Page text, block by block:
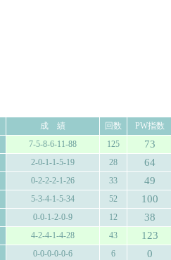
成 績 回数
PW指数
7-5-8-6-11-88 125 73
2-0-1-1-5-19 28 64
0-2-2-2-1-26 33 49
5-3-4-1-5-34 52 100
0-0-1-2-0-9 12 38
4-2-4-1-4-28 43 123
0-0-0-0-0-6 6 0